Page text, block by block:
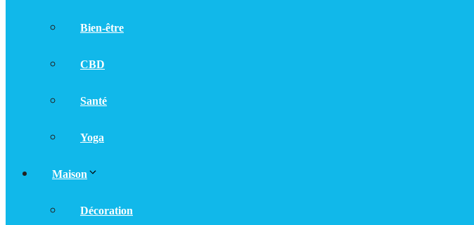
Bien-être
CBD
Santé
Yoga
Maison
Décoration